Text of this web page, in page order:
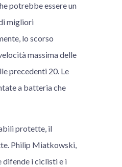
potrebbe essere un
migliori
lo scorso
massima delle
precedenti 20. Le
a batteria che
protette, il
Philip Miatkowski,
difende i ciclisti e i